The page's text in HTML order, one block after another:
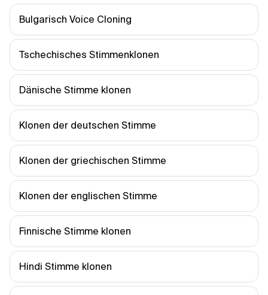
Bulgarisch Voice Cloning
Tschechisches Stimmenklonen
Dänische Stimme klonen
Klonen der deutschen Stimme
Klonen der griechischen Stimme
Klonen der englischen Stimme
Finnische Stimme klonen
Hindi Stimme klonen